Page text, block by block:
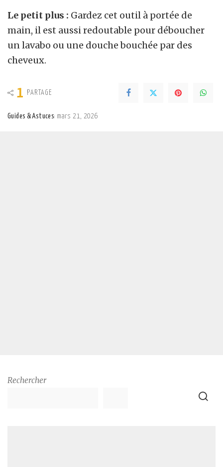
Le petit plus : Gardez cet outil à portée de
main, il est aussi redoutable pour déboucher
un lavabo ou une douche bouchée par des
cheveux.
1 PARTAGE
Guides & Astuces mars 21, 2026
Rechercher